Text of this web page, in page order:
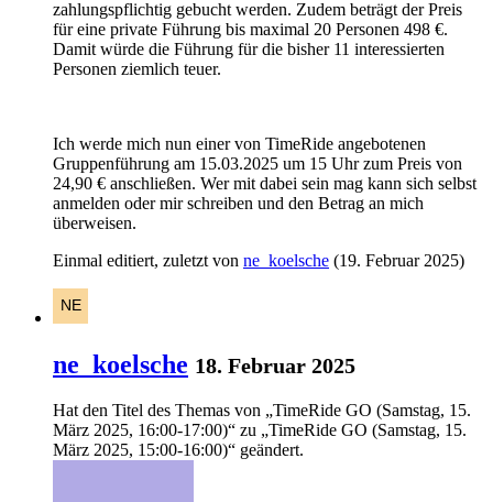
zahlungspflichtig gebucht werden. Zudem beträgt der Preis
für eine private Führung bis maximal 20 Personen 498 €.
Damit würde die Führung für die bisher 11 interessierten
Personen ziemlich teuer.
Ich werde mich nun einer von TimeRide angebotenen
Gruppenführung am 15.03.2025 um 15 Uhr zum Preis von
24,90 € anschließen. Wer mit dabei sein mag kann sich selbst
anmelden oder mir schreiben und den Betrag an mich
überweisen.
Einmal editiert, zuletzt von ne_koelsche (19. Februar 2025)
ne_koelsche 18. Februar 2025
Hat den Titel des Themas von „TimeRide GO (Samstag, 15.
März 2025, 16:00-17:00)“ zu „TimeRide GO (Samstag, 15.
März 2025, 15:00-16:00)“ geändert.